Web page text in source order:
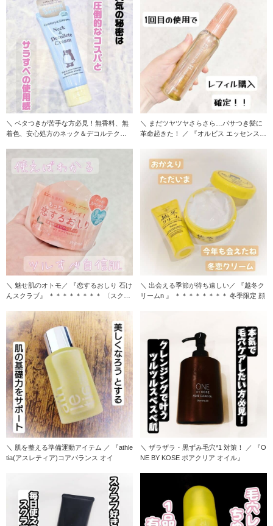
＼ ベタつきが苦手な方必見！無香料、無
着色、安心処方のネック＆デコルテクリ
＼ まだツヤツヤさらさら…パサつき髪に
革命起きた！ ／ 『オルビス エッセンスイ
＼ 魅せ肌のオトモ／ 『恋するおしり 石け
んスクラブ』 ＊＊＊＊＊＊＊＊ 〈スクラ
＼ 出会える季節が待ち遠しい／ 『越冬ク
リームn 』 ＊＊＊＊＊＊＊＊ 冬季限定 顔
＼ 肌を整える準備運動アイテム ／ 『athle
tia(アスレティア)コアバランス オイ
＼ ザラザラ・黒ずみ毛穴*1 対策！ ／ 『O
NE BY KOSE ポアクリア オイル』